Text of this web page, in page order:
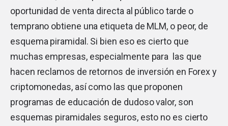
oportunidad de venta directa al público tarde o
temprano obtiene una etiqueta de MLM, o peor, de
esquema piramidal. Si bien eso es cierto que
muchas empresas, especialmente para las que
hacen reclamos de retornos de inversión en Forex y
criptomonedas, así como las que proponen
programas de educación de dudoso valor, son
esquemas piramidales seguros, esto no es cierto